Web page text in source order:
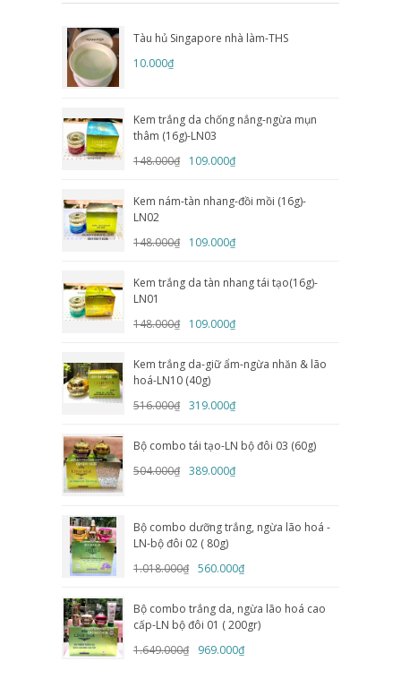
Tàu hủ Singapore nhà làm-THS
10.000₫
Kem trắng da chống nắng-ngừa mụn
thâm (16g)-LN03
148.000₫
109.000₫
Kem nám-tàn nhang-đồi mồi (16g)-
LN02
148.000₫
109.000₫
Kem trắng da tàn nhang tái tạo(16g)-
LN01
148.000₫
109.000₫
Kem trắng da-giữ ẩm-ngừa nhăn & lão
hoá-LN10 (40g)
516.000₫ 319.000₫
Bộ combo tái tạo-LN bộ đôi 03 (60g)
504.000₫ 389.000₫
Bộ combo dưỡng trắng, ngừa lão hoá -
LN-bộ đôi 02 ( 80g)
1.018.000₫ 560.000₫
Bộ combo trắng da, ngừa lão hoá cao
cấp-LN bộ đôi 01 ( 200gr)
1.649.000₫
969.000₫